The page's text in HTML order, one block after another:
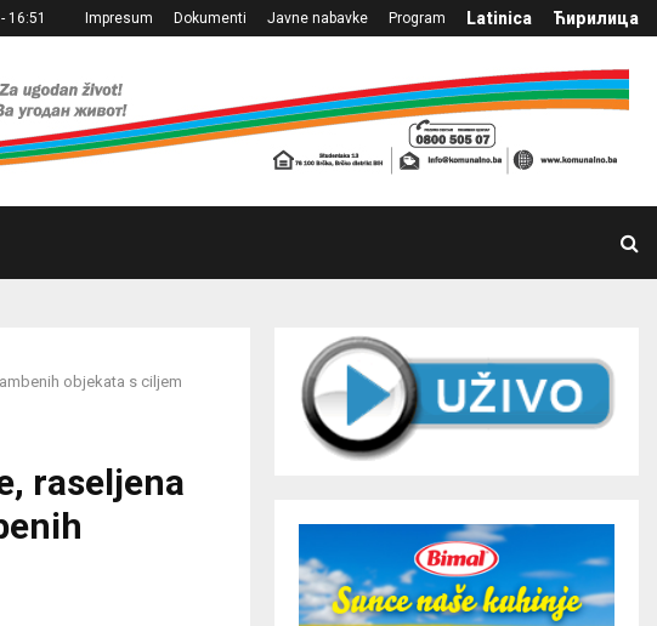
16:51 Impresum Dokumenti Javne nabavke Program Latinica Ћирилица
objekata s ciljem
raseljena